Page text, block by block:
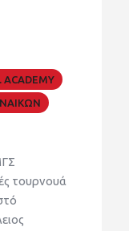
ACADEMY
τουρνουά